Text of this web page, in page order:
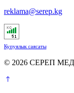
reklama@serep.kg
Купуялык саясаты
© 2026 СЕРЕП